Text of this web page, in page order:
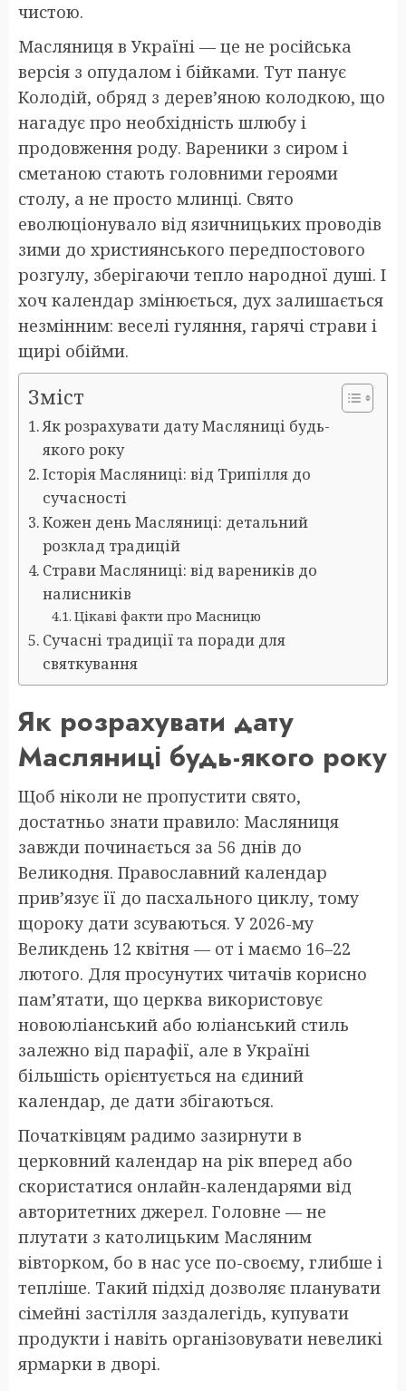
чистою.
Масляниця в Україні — це не російська
версія з опудалом і бійками. Тут панує
Колодій, обряд з дерев’яною колодкою, що
нагадує про необхідність шлюбу і
продовження роду. Вареники з сиром і
сметаною стають головними героями
столу, а не просто млинці. Свято
еволюціонувало від язичницьких проводів
зими до християнського передпостового
розгулу, зберігаючи тепло народної душі. І
хоч календар змінюється, дух залишається
незмінним: веселі гуляння, гарячі страви і
щирі обійми.
Зміст
Як розрахувати дату Масляниці будь-
якого року
Історія Масляниці: від Трипілля до
сучасності
Кожен день Масляниці: детальний
розклад традицій
Страви Масляниці: від вареників до
налисників
Цікаві факти про Масницю
Сучасні традиції та поради для
святкування
Як розрахувати дату
Масляниці будь-якого року
Щоб ніколи не пропустити свято,
достатньо знати правило: Масляниця
завжди починається за 56 днів до
Великодня. Православний календар
прив’язує її до пасхального циклу, тому
щороку дати зсуваються. У 2026-му
Великдень 12 квітня — от і маємо 16–22
лютого. Для просунутих читачів корисно
пам’ятати, що церква використовує
новоюліанський або юліанський стиль
залежно від парафії, але в Україні
більшість орієнтується на єдиний
календар, де дати збігаються.
Початківцям радимо зазирнути в
церковний календар на рік вперед або
скористатися онлайн-календарями від
авторитетних джерел. Головне — не
плутати з католицьким Масляним
вівторком, бо в нас усе по-своєму, глибше і
тепліше. Такий підхід дозволяє планувати
сімейні застілля заздалегідь, купувати
продукти і навіть організовувати невеликі
ярмарки в дворі.